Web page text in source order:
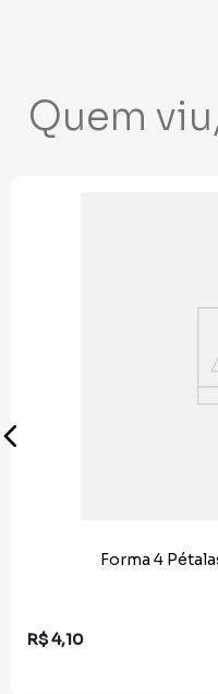
Quem
Forma 4
R$4,10